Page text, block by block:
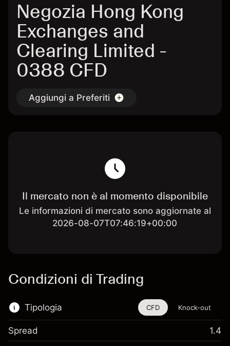
Negozia Hong Kong
Exchanges and
Clearing Limited -
0388 CFD
Aggiungi a Preferiti
Il mercato non è al momento disponibile
Le informazioni di mercato sono aggiornate al
2026-08-07T07:46:19+00:00
Condizioni di Trading
Tipologia
Questo strumento finanziario è disponibile
CFD Knock-out
Spread 1.4